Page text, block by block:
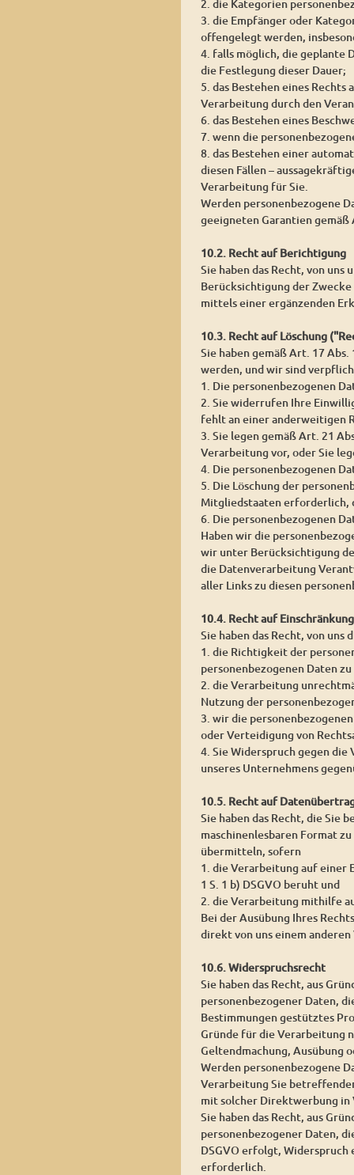
2. die Kategorien
3. die Empfänger oder
offengelegt werden,
4. falls möglich, die geplante
die Festlegung dieser Dauer;
5. das Bestehen eines
Verarbeitung durch den
6. das Bestehen eines
7. wenn die
8. das Bestehen einer
diesen Fällen –
Verarbeitung für Sie.
Werden personenbezogene
geeigneten Garantien
10.2. Recht auf Berichtigung
Sie haben das Recht, von
Berücksichtigung der
mittels einer ergänzenden
10.3. Recht auf Löschung
Sie haben gemäß Art. 17
werden, und wir sind
1. Die personenbezogenen
2. Sie widerrufen Ihre
fehlt an einer anderweitigen
3. Sie legen gemäß Art. 21
Verarbeitung vor, oder Sie
4. Die personenbezogenen
5. Die Löschung der
Mitgliedstaaten erforderlich,
6. Die personenbezogenen
Haben wir die
wir unter Berücksichtigung
die Datenverarbeitung
aller Links zu diesen
10.4. Recht auf
Sie haben das Recht, von
1. die Richtigkeit der
personenbezogenen Daten
2. die Verarbeitung
Nutzung der
3. wir die
oder Verteidigung von
4. Sie Widerspruch gegen
unseres Unternehmens
10.5. Recht auf
Sie haben das Recht, die Sie
maschinenlesbaren Format
übermitteln, sofern
1. die Verarbeitung auf einer
1 S. 1 b) DSGVO beruht und
2. die Verarbeitung mithilfe
Bei der Ausübung Ihres
direkt von uns einem
10.6. Widerspruchsrecht
Sie haben das Recht, aus
personenbezogener Daten,
Bestimmungen gestütztes
Gründe für die Verarbeitung
Geltendmachung, Ausübung
Werden personenbezogene
Verarbeitung Sie
mit solcher Direktwerbung in
Sie haben das Recht, aus
personenbezogener Daten,
DSGVO erfolgt,
erforderlich.